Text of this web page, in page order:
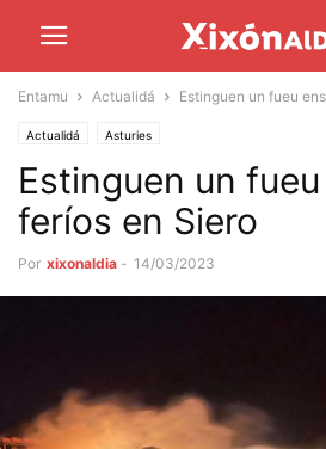
Entamu Actualidá Estinguen un fueu
Actualidá Asturies
Estinguen un
feríos en Siero
Por xixonaldia - 14/03/2023